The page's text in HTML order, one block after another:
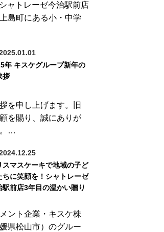
ャトレーゼ今治駅前店
島町にある小・中学
年 キスケグループ新年の
拶
を申し上げます。旧
を賜り、誠にありが
。…
スマスケーキで地域の子ど
ちに笑顔を！シャトレーゼ
駅前店3年目の温かい贈り
ント企業・キスケ株
県松山市）のグルー